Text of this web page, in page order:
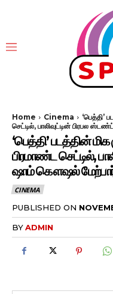
Home Cinema
‘பெத்தி’
செட்டில், பாலிவுட்டின் பிரபல
‘பெத்தி’ படத்தின்
பிரமாண்ட செட்டில்,
ஷாம் கௌஷல்
CINEMA
PUBLISHED ON
BYADMIN